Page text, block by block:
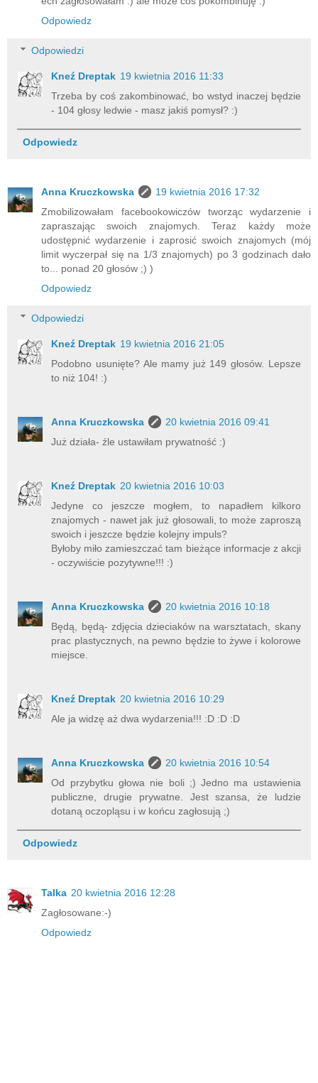
Odpowiedz
Odpowiedzi
Kneź Dreptak 19 kwietnia 2016 11:33
Trzeba by coś zakombinować, bo wstyd inaczej będzie
- 104 głosy ledwie - masz jakiś pomysł? :)
Odpowiedz
Anna Kruczkowska
19 kwietnia 2016 17:32
Zmobilizowałam facebookowiczów tworząc wydarzenie i
zapraszając swoich znajomych. Teraz każdy może
udostępnić wydarzenie i zaprosić swoich znajomych (mój
limit wyczerpał się na 1/3 znajomych) po 3 godzinach dało
to... ponad 20 głosów ;) )
Odpowiedz
Odpowiedzi
Kneź Dreptak 19 kwietnia 2016 21:05
Podobno usunięte? Ale mamy już 149 głosów. Lepsze
to niż 104! :)
Anna Kruczkowska
20 kwietnia 2016 09:41
Już działa- źle ustawiłam prywatność :)
Kneź Dreptak 20 kwietnia 2016 10:03
Jedyne co jeszcze mogłem, to napadłem kilkoro
znajomych - nawet jak już głosowali, to może zaproszą
swoich i jeszcze będzie kolejny impuls?
Byłoby miło zamieszczać tam bieżące informacje z akcji
- oczywiście pozytywne!!! :)
Anna Kruczkowska
20 kwietnia 2016 10:18
Będą, będą- zdjęcia dzieciaków na warsztatach, skany
prac plastycznych, na pewno będzie to żywe i kolorowe
miejsce.
Kneź Dreptak 20 kwietnia 2016 10:29
Ale ja widzę aż dwa wydarzenia!!! :D :D :D
Anna Kruczkowska
20 kwietnia 2016 10:54
Od przybytku głowa nie boli ;) Jedno ma ustawienia
publiczne, drugie prywatne. Jest szansa, że ludzie
dotaną oczopląsu i w końcu zagłosują ;)
Odpowiedz
Talka 20 kwietnia 2016 12:28
Zagłosowane:-)
Odpowiedz